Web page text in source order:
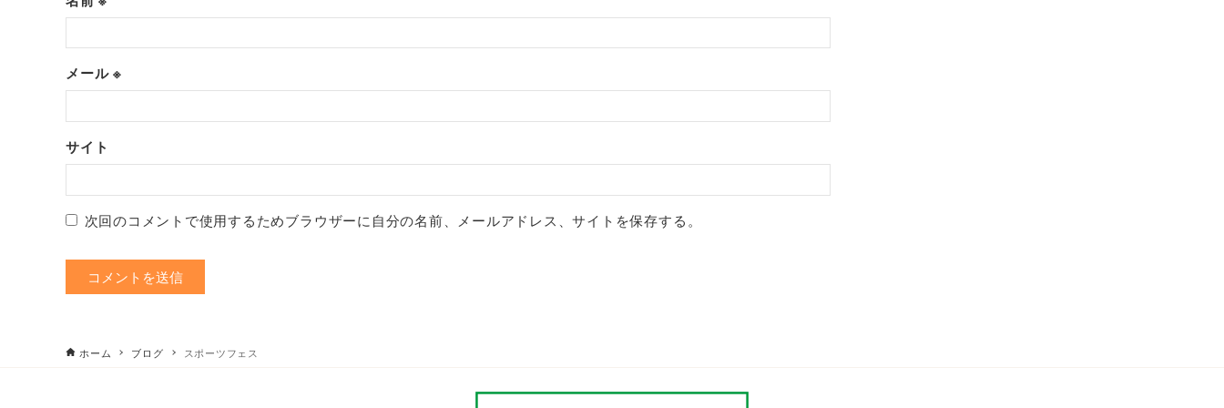
メール※
サイト
次回のコメントで使用するためブラウザーに自分の名前、メールアドレス、サイトを保存する。
ホーム ブログ スポーツフェス